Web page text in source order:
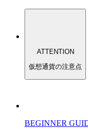
ATTENTION
仮想通貨の注意点
BEGINNER